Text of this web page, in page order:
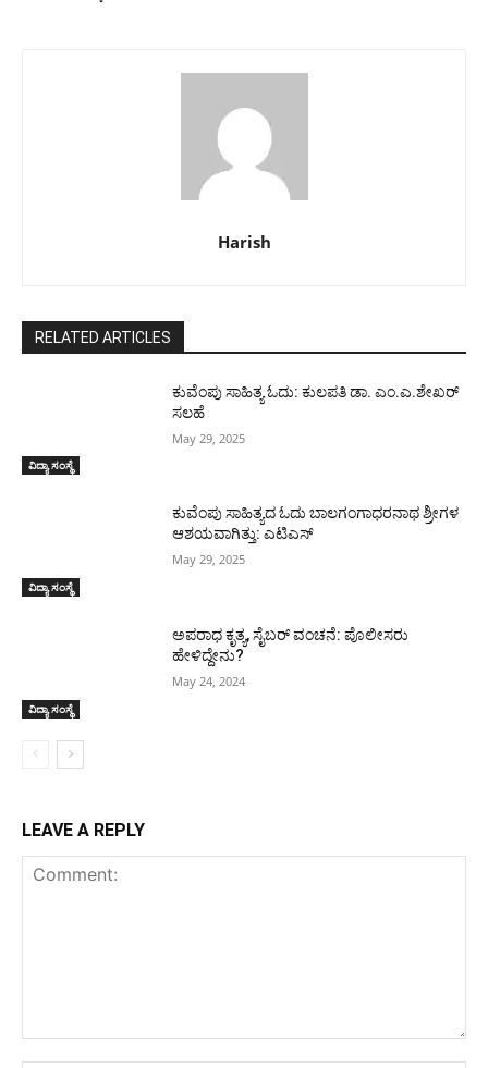
Harish
RELATED ARTICLES
ವಿದ್ಯಾ ಸಂಸ್ಥೆ
ಕುವೆಂಪು ಸಾಹಿತ್ಯ ಓದು: ಕುಲಪತಿ ಡಾ. ಎಂ.ಎ.ಶೇಖರ್
ಸಲಹೆ
May 29, 2025
ವಿದ್ಯಾ ಸಂಸ್ಥೆ
ಕುವೆಂಪು ಸಾಹಿತ್ಯದ ಓದು ಬಾಲಗಂಗಾಧರನಾಥ ಶ್ರೀಗಳ
ಆಶಯವಾಗಿತ್ತು: ಎಟಿಎಸ್
May 29, 2025
ವಿದ್ಯಾ ಸಂಸ್ಥೆ
ಅಪರಾಧ ಕೃತ್ಯ, ಸೈಬರ್ ವಂಚನೆ: ಪೊಲೀಸರು
ಹೇಳಿದ್ದೇನು?
May 24, 2024
LEAVE A REPLY